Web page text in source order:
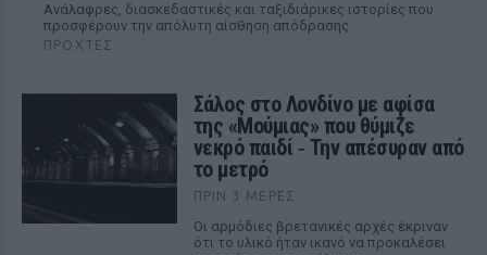
Aνάλαφρες, διασκεδαστικές και ταξιδιάρικες ιστορίες που
προσφέρουν την απόλυτη αίσθηση απόδρασης
ΠΡΟΧΤΈΣ
Σάλος στο Λονδίνο με αφίσα
της «Μούμιας» που θύμιζε
νεκρό παιδί ‑ Την απέσυραν από
το μετρό
ΠΡΙΝ 3 ΜΈΡΕΣ
Οι αρμόδιες βρετανικές αρχές έκριναν
ότι το υλικό ήταν ικανό να προκαλέσει